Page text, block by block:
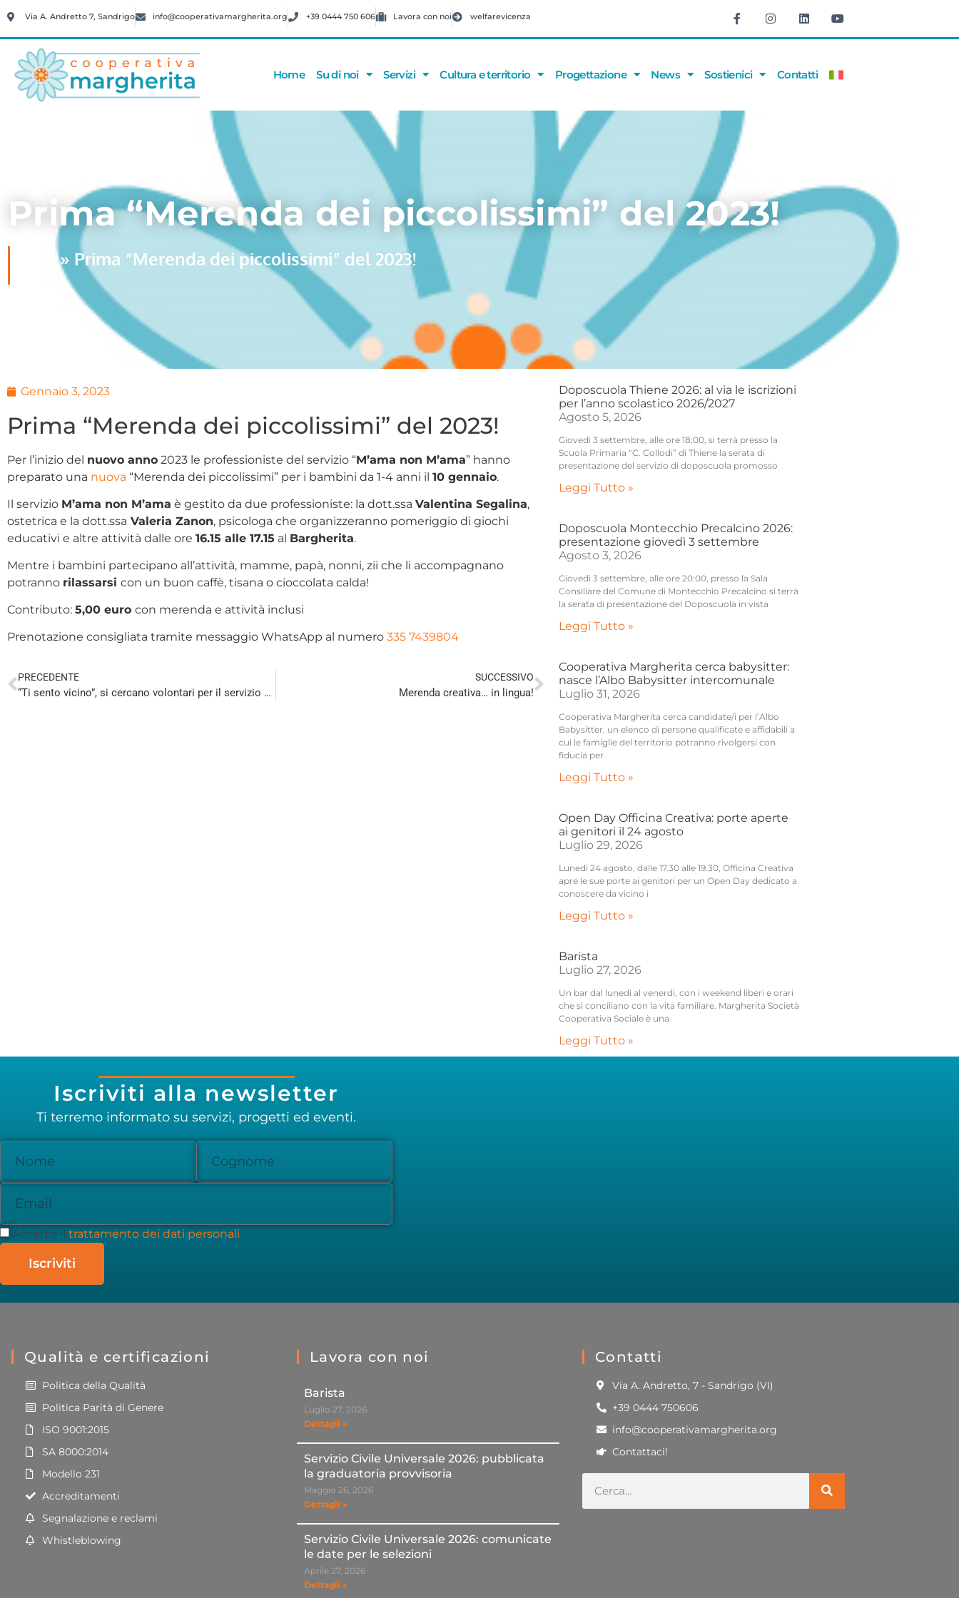
Via A. Andretto 7, Sandrigo info@cooperativamargherita.org +39 0444 750 606 Lavora con noi welfarevicenza
Home Su di noi Servizi Cultura e territorio Progettazione News Sostienici Contatti
Prima “Merenda dei piccolissimi” del 2023!
» Prima “Merenda dei piccolissimi” del 2023!
Gennaio 3, 2023
Prima “Merenda dei piccolissimi” del 2023!
Per l’inizio del nuovo anno 2023 le professioniste del servizio “M’ama non M’ama” hanno
preparato una nuova “Merenda dei piccolissimi” per i bambini da 1-4 anni il 10 gennaio.
Il servizio M’ama non M’ama è gestito da due professioniste: la dott.ssa Valentina Segalina,
ostetrica e la dott.ssa Valeria Zanon, psicologa che organizzeranno pomeriggio di giochi
educativi e altre attività dalle ore 16.15 alle 17.15 al Bargherita.
Mentre i bambini partecipano all’attività, mamme, papà, nonni, zii che li accompagnano
potranno rilassarsi con un buon caffè, tisana o cioccolata calda!
Contributo: 5,00 euro con merenda e attività inclusi
Prenotazione consigliata tramite messaggio WhatsApp al numero 335 7439804
PRECEDENTE
“Ti sento vicino”, si cercano volontari per il servizio di vicinanza telefonica
SUCCESSIVO
Merenda creativa… in lingua!
Doposcuola Thiene 2026: al via le iscrizioni
per l’anno scolastico 2026/2027
Agosto 5, 2026
Giovedì 3 settembre, alle ore 18:00, si terrà presso la
Scuola Primaria “C. Collodi” di Thiene la serata di
presentazione del servizio di doposcuola promosso
Leggi Tutto »
Doposcuola Montecchio Precalcino 2026:
presentazione giovedì 3 settembre
Agosto 3, 2026
Giovedì 3 settembre, alle ore 20:00, presso la Sala
Consiliare del Comune di Montecchio Precalcino si terrà
la serata di presentazione del Doposcuola in vista
Leggi Tutto »
Cooperativa Margherita cerca babysitter:
nasce l’Albo Babysitter intercomunale
Luglio 31, 2026
Cooperativa Margherita cerca candidate/i per l’Albo
Babysitter, un elenco di persone qualificate e affidabili a
cui le famiglie del territorio potranno rivolgersi con
fiducia per
Leggi Tutto »
Open Day Officina Creativa: porte aperte
ai genitori il 24 agosto
Luglio 29, 2026
Lunedì 24 agosto, dalle 17.30 alle 19.30, Officina Creativa
apre le sue porte ai genitori per un Open Day dedicato a
conoscere da vicino i
Leggi Tutto »
Barista
Luglio 27, 2026
Un bar dal lunedì al venerdì, con i weekend liberi e orari
che si conciliano con la vita familiare. Margherita Società
Cooperativa Sociale è una
Leggi Tutto »
Iscriviti alla newsletter
Ti terremo informato su servizi, progetti ed eventi.
Accetto il trattamento dei dati personali
Iscriviti
Qualità e certificazioni
Politica della Qualità
Politica Parità di Genere
ISO 9001:2015
SA 8000:2014
Modello 231
Accreditamenti
Segnalazione e reclami
Whistleblowing
Lavora con noi
Barista
Luglio 27, 2026
Dettagli »
Servizio Civile Universale 2026: pubblicata
la graduatoria provvisoria
Maggio 26, 2026
Dettagli »
Servizio Civile Universale 2026: comunicate
le date per le selezioni
Aprile 27, 2026
Dettagli »
Contatti
Via A. Andretto, 7 - Sandrigo (VI)
+39 0444 750606
info@cooperativamargherita.org
Contattaci!